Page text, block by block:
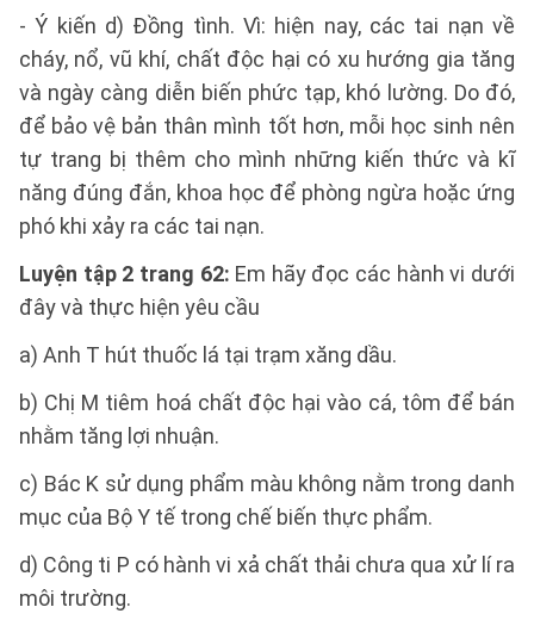
- Ý kiến d) Đồng tình. Vì: hiện nay, các tai nạn về
cháy, nổ, vũ khí, chất độc hại có xu hướng gia tăng
và ngày càng diễn biến phức tạp, khó lường. Do đó,
để bảo vệ bản thân mình tốt hơn, mỗi học sinh nên
tự trang bị thêm cho mình những kiến thức và kĩ
năng đúng đắn, khoa học để phòng ngừa hoặc ứng
phó khi xảy ra các tai nạn.
Luyện tập 2 trang 62: Em hãy đọc các hành vi dưới
đây và thực hiện yêu cầu
a) Anh T hút thuốc lá tại trạm xăng dầu.
b) Chị M tiêm hoá chất độc hại vào cá, tôm để bán
nhằm tăng lợi nhuận.
c) Bác K sử dụng phẩm màu không nằm trong danh
mục của Bộ Y tế trong chế biến thực phẩm.
d) Công ti P có hành vi xả chất thải chưa qua xử lí ra
môi trường.